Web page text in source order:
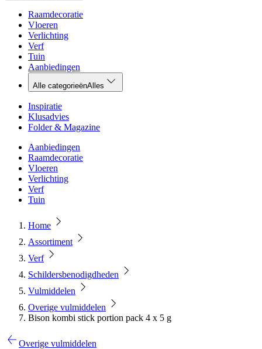
Raamdecoratie
Vloeren
Verlichting
Verf
Tuin
Aanbiedingen
Alle categorieënAlles
Inspiratie
Klusadvies
Folder & Magazine
Aanbiedingen
Raamdecoratie
Vloeren
Verlichting
Verf
Tuin
Home
Assortiment
Verf
Schildersbenodigdheden
Vulmiddelen
Overige vulmiddelen
Bison kombi stick portion pack 4 x 5 g
Overige vulmiddelen